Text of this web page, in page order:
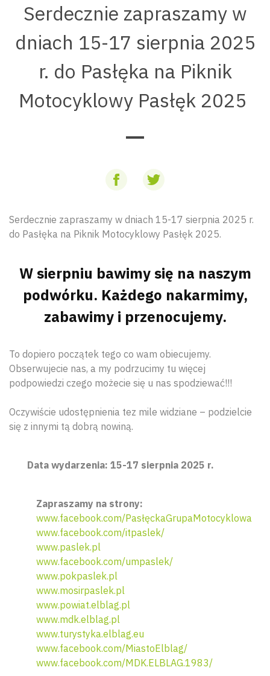
Serdecznie zapraszamy w
dniach 15-17 sierpnia 2025
r. do Pasłęka na Piknik
Motocyklowy Pasłęk 2025
Serdecznie zapraszamy w dniach 15-17 sierpnia 2025 r.
do Pasłęka na Piknik Motocyklowy Pasłęk 2025.
W sierpniu bawimy się na naszym
podwórku. Każdego nakarmimy,
zabawimy i przenocujemy.
To dopiero początek tego co wam obiecujemy.
Obserwujecie nas, a my podrzucimy tu więcej
podpowiedzi czego możecie się u nas spodziewać!!!
Oczywiście udostępnienia tez mile widziane – podzielcie
się z innymi tą dobrą nowiną.
Data wydarzenia: 15-17 sierpnia 2025 r.
Zapraszamy na strony:
www.facebook.com/PasłęckaGrupaMotocyklowa
www.facebook.com/itpaslek/
www.paslek.pl
www.facebook.com/umpaslek/
www.pokpaslek.pl
www.mosirpaslek.pl
www.powiat.elblag.pl
www.mdk.elblag.pl
www.turystyka.elblag.eu
www.facebook.com/MiastoElblag/
www.facebook.com/MDK.ELBLAG.1983/